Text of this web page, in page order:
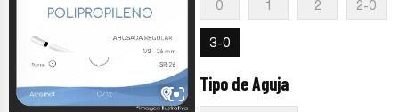
0 1 2 2-0
3-0
Tipo de Aguja